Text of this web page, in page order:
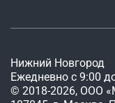
Нижний Новгород
Ежедневно с 9:00
© 2018-2026, ООО